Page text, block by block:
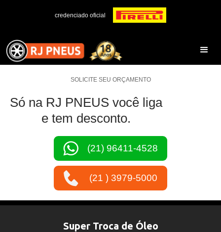
credenciado oficial
SOLICITE SEU ORÇAMENTO
Só na RJ PNEUS você liga
e tem desconto.
(21) 96411-4528
(21 ) 3979-5000
Super Troca de Óleo